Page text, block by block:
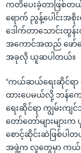
ကတိပေးခဲ့တာဖြစ်တ
ရောက် ညွန့်ပေါင်းအ
ဒေါက်တာသောင်းထွ
အကောင်အထည် ဖော်
အခုလို ယူဆပါတယ်။
“ကယ်ဆယ်ရေးဆိုင်ရ
ထားပေမယ်လို့ ဘန်
ရေးဆိုင်ရာ ကျွမ်းကျ
တော်တော်များမျာ
စောင့်ဆိုင်းဆဲဖြစ်ပ
အဖွဲ့က လူတွေမှာ ကယ်ဆ